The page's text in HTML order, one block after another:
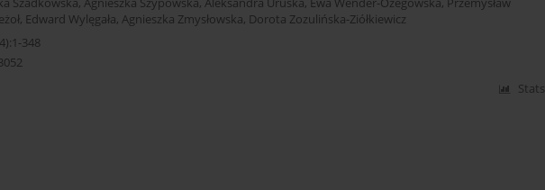
Szadkowska, Agnieszka Szypowska, Aleksandra Uruska, Ewa Wender-Ożegowska, Przemysław
, Edward Wylęgała, Agnieszka Zmysłowska, Dorota Zozulińska-Ziółkiewicz
348
Stats